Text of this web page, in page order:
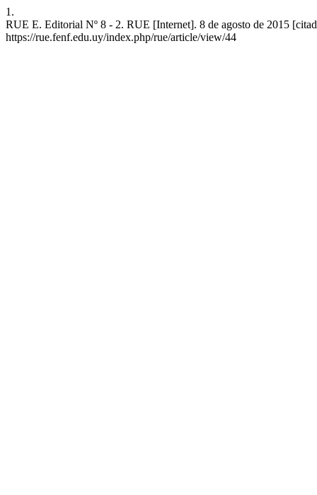
1.
RUE E. Editorial Nº 8 - 2. RUE [Internet]. 8 de agosto de 2015
https://rue.fenf.edu.uy/index.php/rue/article/view/44